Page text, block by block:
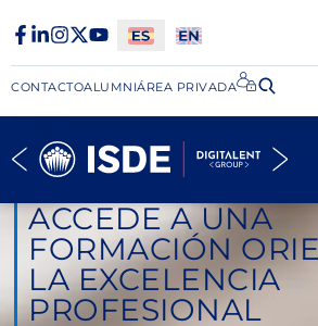
CONTACTOALUMNIÁREA PRIVADA​
ACCEDE A UNA
FORMACIÓN
LA EXCELENCIA
PROFESIONAL